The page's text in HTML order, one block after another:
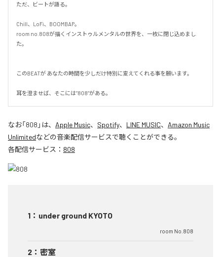
ただ、ビートが語る。
Chill、LoFi、BOOMBAP。
room no.808が描くインストゥルメンタルの世界を、一枚に閉じ込めまし
た。
このBEATが あなたの時間を少しだけ特別に変えてくれる事を願います。
耳を澄ませば、そこには”808”がある。
なお「808 」は、 Apple Music、 Spotify、 LINE MUSIC、 Amazon Music
Unlimitedなどの音楽配信サービスで聴くことができる。
各配信サービス： 808
1 ： under ground KYOTO
room No.808
2 ： 密室